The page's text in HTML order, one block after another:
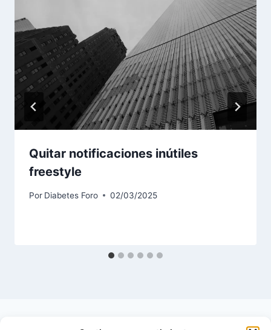
Quitar notificaciones inútiles
freestyle
Por Diabetes Foro 02/03/2025